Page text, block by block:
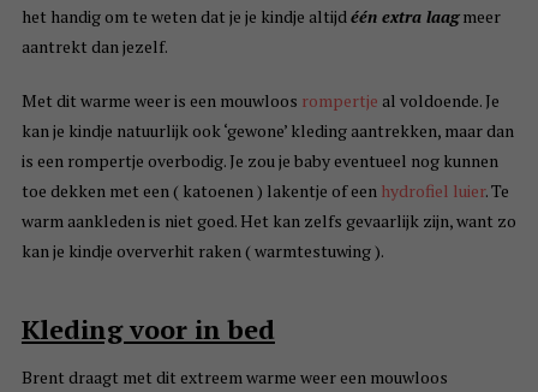
het handig om te weten dat je je kindje altijdéén extra laag meer
aantrekt dan jezelf.
Met dit warme weer is een mouwloos rompertje al voldoende. Je
kan je kindje natuurlijk ook ‘gewone’ kleding aantrekken, maar dan
is een rompertje overbodig. Je zou je baby eventueel nog kunnen
toe dekken met een ( katoenen ) lakentje of een hydrofiel luier. Te
warm aankleden is niet goed. Het kan zelfs gevaarlijk zijn, want zo
kan je kindje oververhit raken ( warmtestuwing ).
Kleding voor in bed
Brent draagt met dit extreem warme weer een mouwloos